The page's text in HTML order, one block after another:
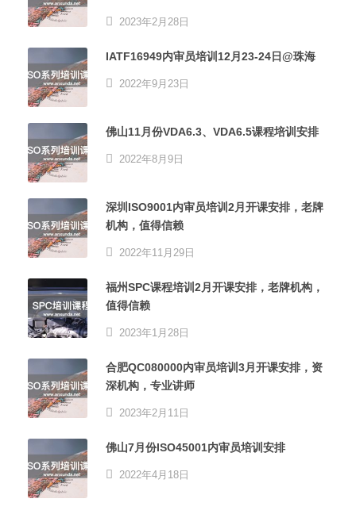
2023年2月28日
IATF16949内审员培训12月23-24日@珠海
2022年9月23日
佛山11月份VDA6.3、VDA6.5课程培训安排
2022年8月9日
深圳ISO9001内审员培训2月开课安排，老牌
机构，值得信赖
2022年11月29日
福州SPC课程培训2月开课安排，老牌机构，
值得信赖
2023年1月28日
合肥QC080000内审员培训3月开课安排，资
深机构，专业讲师
2023年2月11日
佛山7月份ISO45001内审员培训安排
2022年4月18日